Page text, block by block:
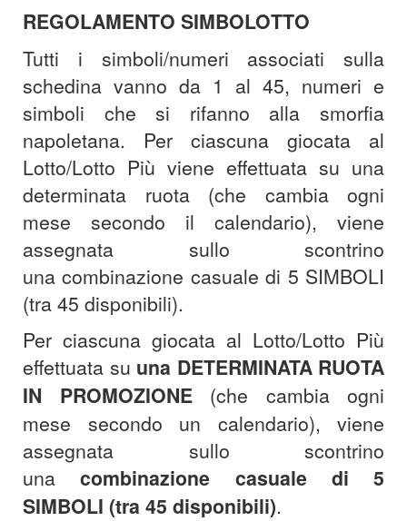
REGOLAMENTO SIMBOLOTTO
Tutti i simboli/numeri associati sulla
schedina vanno da 1 al 45, numeri e
simboli che si rifanno alla smorfia
napoletana. Per ciascuna giocata al
Lotto/Lotto Più viene effettuata su una
determinata ruota (che cambia ogni
mese secondo il calendario), viene
assegnata sullo scontrino
una combinazione casuale di 5 SIMBOLI
(tra 45 disponibili).
Per ciascuna giocata al Lotto/Lotto Più
effettuata su una DETERMINATA RUOTA
IN PROMOZIONE(che cambia ogni
mese secondo un calendario), viene
assegnata sullo scontrino
unacombinazione casuale di 5
SIMBOLI (tra 45 disponibili).